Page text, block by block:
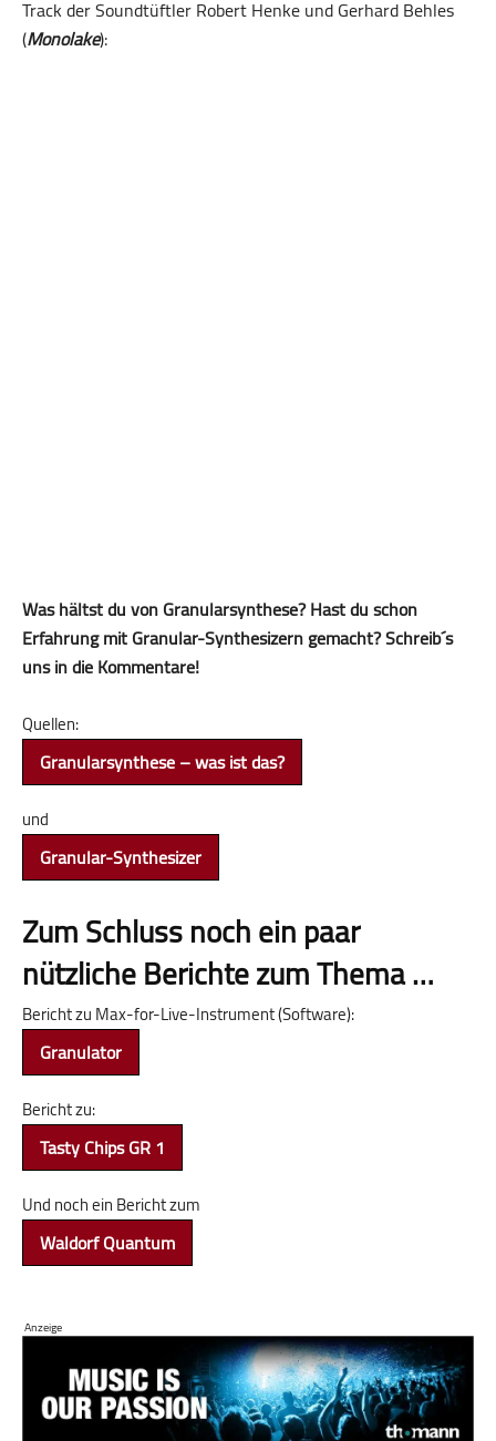
Track der Soundtüftler Robert Henke und Gerhard Behles
(Monolake):
Was hältst du von Granularsynthese? Hast du schon
Erfahrung mit Granular-Synthesizern gemacht? Schreib´s
uns in die Kommentare!
Quellen:
Granularsynthese – was ist das?
und
Granular-Synthesizer
Zum Schluss noch ein paar
nützliche Berichte zum Thema …
Bericht zu Max-for-Live-Instrument (Software):
Granulator
Bericht zu:
Tasty Chips GR 1
Und noch ein Bericht zum
Waldorf Quantum
Anzeige